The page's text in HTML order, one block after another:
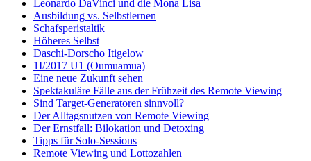
Leonardo DaVinci und die Mona Lisa
Ausbildung vs. Selbstlernen
Schafsperistaltik
Höheres Selbst
Daschi-Dorscho Itigelow
1I/2017 U1 (Oumuamua)
Eine neue Zukunft sehen
Spektakuläre Fälle aus der Frühzeit des Remote Viewing
Sind Target-Generatoren sinnvoll?
Der Alltagsnutzen von Remote Viewing
Der Ernstfall: Bilokation und Detoxing
Tipps für Solo-Sessions
Remote Viewing und Lottozahlen